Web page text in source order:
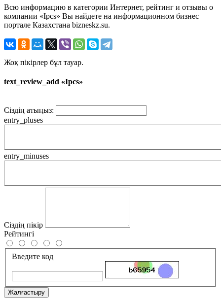
Всю информацию в категории Интернет, рейтинг и отзывы о
компании «Ipcs» Вы найдете на информационном бизнес
портале Казахстана bizneskz.su.
Жоқ пікірлер бұл тауар.
text_review_add «Ipcs»
Сіздің атыңыз:
entry_pluses
entry_minuses
Сіздің пікір
Рейтингі
Введите код
Жалғастыру